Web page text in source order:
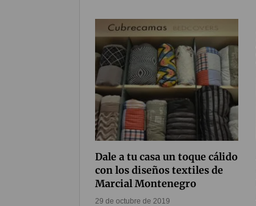
Dale a tu casa un toque cálido
con los diseños textiles de
Marcial Montenegro
29 de octubre de 2019